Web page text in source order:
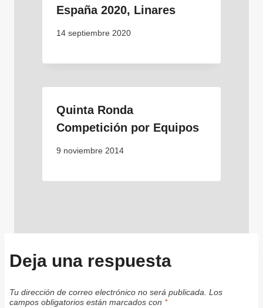
España 2020, Linares
14 septiembre 2020
Quinta Ronda
Competición por Equipos
9 noviembre 2014
Deja una respuesta
Tu dirección de correo electrónico no será publicada. Los
campos obligatorios están marcados con *